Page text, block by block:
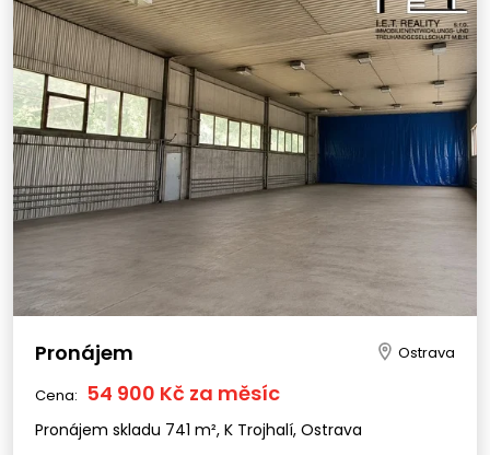
Pronájem Ostrava
Cena: 54 900 Kč za měsíc
Pronájem skladu 741 m², K Trojhalí, Ostrava